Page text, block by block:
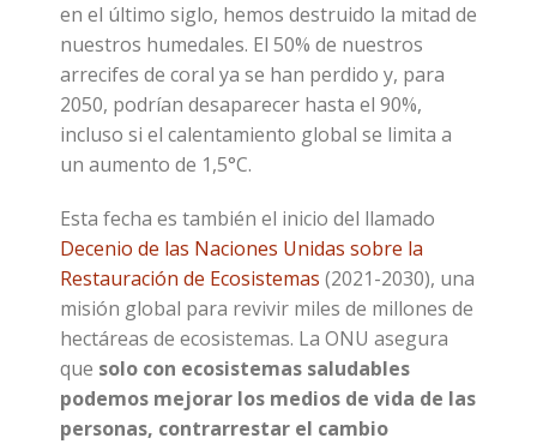
en el último siglo, hemos destruido la mitad de
nuestros humedales. El 50% de nuestros
arrecifes de coral ya se han perdido y, para
2050, podrían desaparecer hasta el 90%,
incluso si el calentamiento global se limita a
un aumento de 1,5°C.
Esta fecha es también el inicio del llamado
Decenio de las Naciones Unidas sobre la
Restauración de Ecosistemas (2021-2030), una
misión global para revivir miles de millones de
hectáreas de ecosistemas. La ONU asegura
que solo con ecosistemas saludables
podemos mejorar los medios de vida de las
personas, contrarrestar el cambio